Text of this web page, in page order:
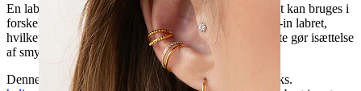
En labret er et meget alsidigt piercingsmykke, fordi det kan bruges i
forskellige piercinger. Denne labret er en såkaldt push-in labret,
hvilket betyder at smykket ikke har noget gevind. Dette gør isættelse
af smykket til en leg.
Denne labret er især velegnet til ørepiercinger
som f.eks.